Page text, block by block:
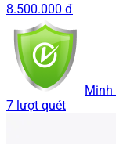
8.500.000 đ
Minh
7 lượt quét